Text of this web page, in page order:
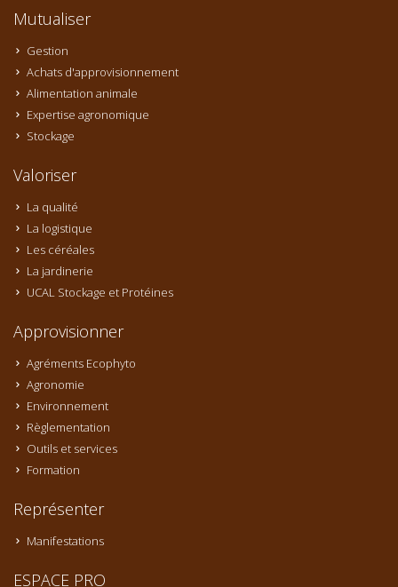
Mutualiser
Gestion
Achats d'approvisionnement
Alimentation animale
Expertise agronomique
Stockage
Valoriser
La qualité
La logistique
Les céréales
La jardinerie
UCAL Stockage et Protéines
Approvisionner
Agréments Ecophyto
Agronomie
Environnement
Règlementation
Outils et services
Formation
Représenter
Manifestations
ESPACE PRO